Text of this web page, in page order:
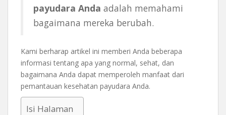
payudara Anda adalah memahami
bagaimana mereka berubah.
Kami berharap artikel ini memberi Anda beberapa
informasi tentang apa yang normal, sehat, dan
bagaimana Anda dapat memperoleh manfaat dari
pemantauan kesehatan payudara Anda.
Isi Halaman